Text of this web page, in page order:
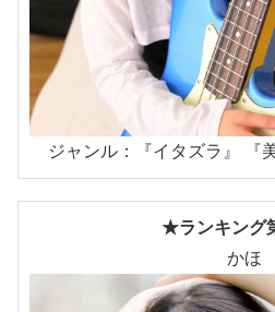
ジャンル：『イタズラ』 『
★ランキング
かほ